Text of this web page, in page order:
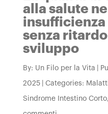
alla salute
senza
sviluppo
By: Un Filo per la Vita
2025 Categories:
Sindrome Intestino Corto,